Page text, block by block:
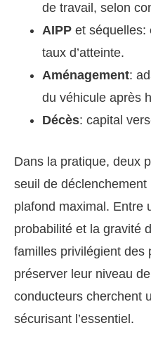
de travail, selon
AIPP et séquelles:
taux d’atteinte.
Aménagement:
du véhicule après
Décès: capital
Dans la pratique, deux
seuil de déclenchement
plafond maximal. Entre
probabilité et la gravité
familles privilégient des
préserver leur niveau
conducteurs cherchent
sécurisant l’essentiel.